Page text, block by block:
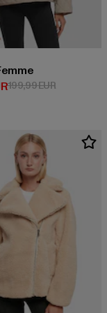
Preis: 123,99 EUR
199,99 EUR